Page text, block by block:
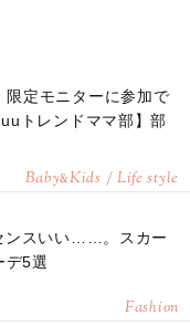
限定モニターに参加で
トレンドママ部】部
Baby&Kids / Life style
ンスいい……。スカー
デ5選
Fashion